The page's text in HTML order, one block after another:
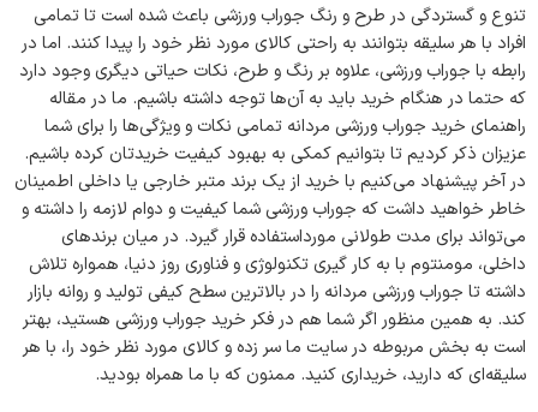
تنوع و گستردگی در طرح و رنگ جوراب ورزشی باعث شده است تا تمامی
افراد با هر سلیقه بتوانند به راحتی کالای مورد نظر خود را پیدا کنند. اما در
رابطه با جوراب ورزشی، علاوه بر رنگ و طرح، نکات حیاتی دیگری وجود دارد
که حتما در هنگام خرید باید به آن‌ها توجه داشته باشیم. ما در مقاله
راهنمای خرید جوراب ورزشی مردانه تمامی نکات و ویژگی‌ها را برای شما
عزیزان ذکر کردیم تا بتوانیم کمکی به بهبود کیفیت خریدتان کرده باشیم.
در آخر پیشنهاد می‌کنیم با خرید از یک برند متبر خارجی یا داخلی اطمینان
خاطر خواهید داشت که جوراب ورزشی شما کیفیت و دوام لازمه را داشته و
می‌تواند برای مدت طولانی مورداستفاده قرار گیرد. در میان برندهای
داخلی، مومنتوم با به کار گیری تکنولوژی و فناوری روز دنیا، همواره تلاش
داشته تا جوراب ورزشی مردانه را در بالاترین سطح کیفی تولید و روانه بازار
کند. به همین منظور اگر شما هم در فکر خرید جوراب ورزشی هستید، بهتر
است به بخش مربوطه در سایت ما سر زده و کالای مورد نظر خود را، با هر
سلیقه‌ای که دارید، خریداری کنید. ممنون که با ما همراه بودید.